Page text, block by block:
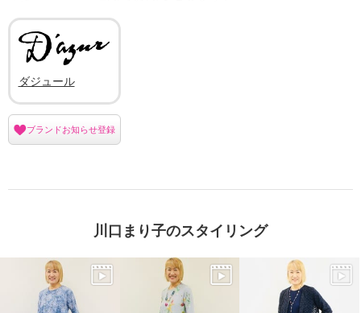
ダジュール
ブランドお知らせ登録
川口まり子のスタイリング